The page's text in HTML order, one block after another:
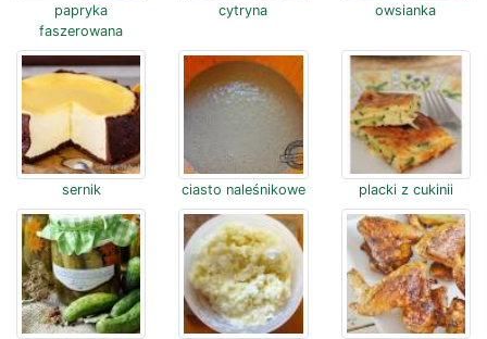
papryka
faszerowana
cytryna owsianka
sernik ciasto naleśnikowe placki z cukinii